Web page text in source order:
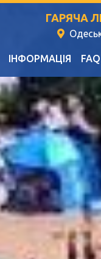
ГАРЯЧА
ІНФОРМАЦІЯ FAQ